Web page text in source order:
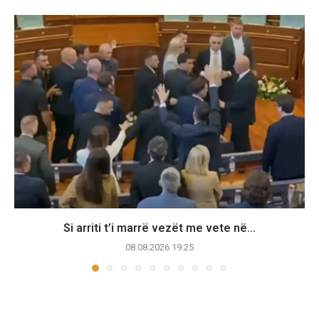
Si arriti t’i marrë vezët me vete në...
08.08.2026 19:25